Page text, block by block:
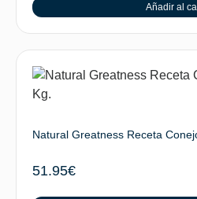
Añadir al
Natural Greatness Receta
51.95€